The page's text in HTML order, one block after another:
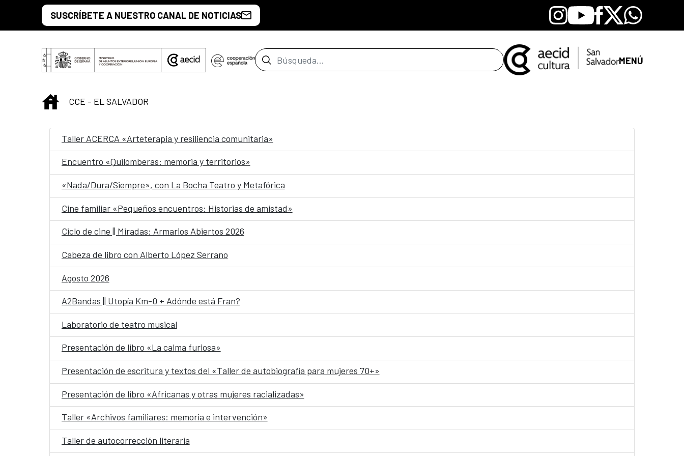
Saltar al contenido principal
SUSCRÍBETE A NUESTRO CANAL DE NOTICIAS Instagram
YoutubeFacebook
X Whatsapp
Barra de búsqueda MENÚ
INICIO
CCE - EL SALVADOR
Taller ACERCA «Arteterapia y resiliencia comunitaria»
Encuentro «Quilomberas: memoria y territorios»
«Nada/Dura/Siempre», con La Bocha Teatro y Metafórica
Cine familiar «Pequeños encuentros: Historias de amistad»
Ciclo de cine || Miradas: Armarios Abiertos 2026
Cabeza de libro con Alberto López Serrano
Agosto 2026
A2Bandas || Utopía Km-0 + Adónde está Fran?
Laboratorio de teatro musical
Presentación de libro «La calma furiosa»
Presentación de escritura y textos del «Taller de autobiografía para mujeres 70+»
Presentación de libro «Africanas y otras mujeres racializadas»
Taller «Archivos familiares: memoria e intervención»
Taller de autocorrección literaria